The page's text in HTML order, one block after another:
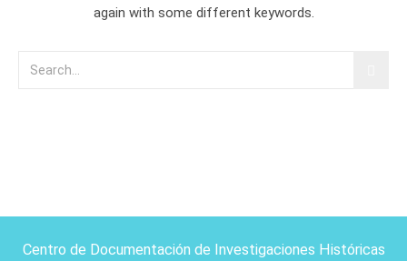
again with some different keywords.
Centro de Documentación de Investigaciones Históricas